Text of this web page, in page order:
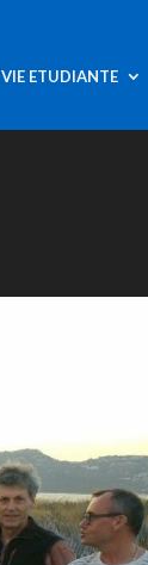
VIE ETUDIANTE